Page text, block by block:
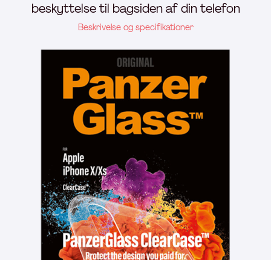
beskyttelse til bagsiden af din telefon
Beskrivelse og specifikationer